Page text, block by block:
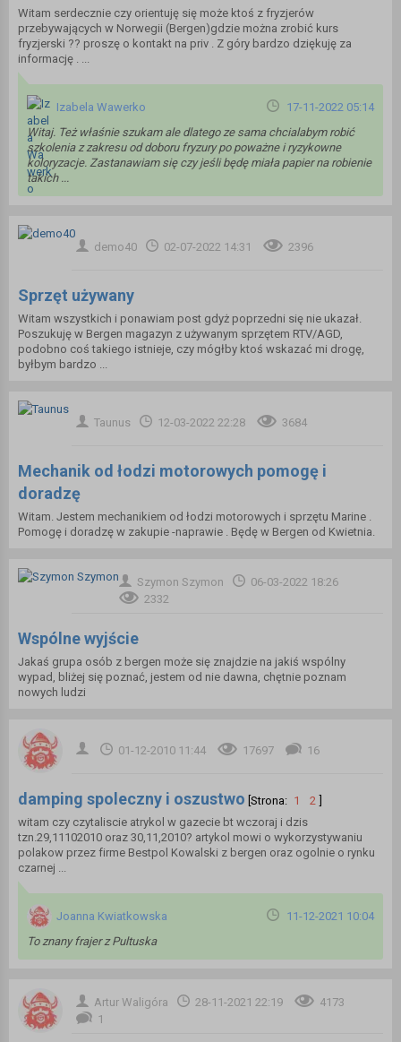
Witam serdecznie czy orientuję się może ktoś z fryzjerów
przebywających w Norwegii (Bergen)gdzie można zrobić kurs
fryzjerski ?? proszę o kontakt na priv . Z góry bardzo dziękuję za
informację . ...
Izabela Wawerko
17-11-2022 05:14
Witaj. Też właśnie szukam ale dlatego ze sama chcialabym robić
szkolenia z zakresu od doboru fryzury po poważne i ryzykowne
koloryzacje. Zastanawiam się czy jeśli będę miała papier na robienie
takich ...
demo40 02-07-2022 14:31 2396
Sprzęt używany
Witam wszystkich i ponawiam post gdyż poprzedni się nie ukazał.
Poszukuję w Bergen magazyn z używanym sprzętem RTV/AGD,
podobno coś takiego istnieje, czy mógłby ktoś wskazać mi drogę,
byłbym bardzo ...
Taunus 12-03-2022 22:28 3684
Mechanik od łodzi motorowych pomogę i
doradzę
Witam. Jestem mechanikiem od łodzi motorowych i sprzętu Marine .
Pomogę i doradzę w zakupie -naprawie . Będę w Bergen od Kwietnia.
Szymon Szymon
06-03-2022 18:26
2332
Wspólne wyjście
Jakaś grupa osób z bergen może się znajdzie na jakiś wspólny
wypad, bliżej się poznać, jestem od nie dawna, chętnie poznam
nowych ludzi
01-12-2010 11:44 17697 16
damping spoleczny i oszustwo [Strona: 1 2
witam czy czytaliscie atrykol w gazecie bt wczoraj i dzis
tzn.29,11102010 oraz 30,11,2010? artykol mowi o wykorzystywaniu
polakow przez firme Bestpol Kowalski z bergen oraz ogolnie o rynku
czarnej ...
Joanna Kwiatkowska
11-12-2021 10:04
To znany frajer z Pultuska
Artur Waligóra 28-11-2021 22:19
4173
1